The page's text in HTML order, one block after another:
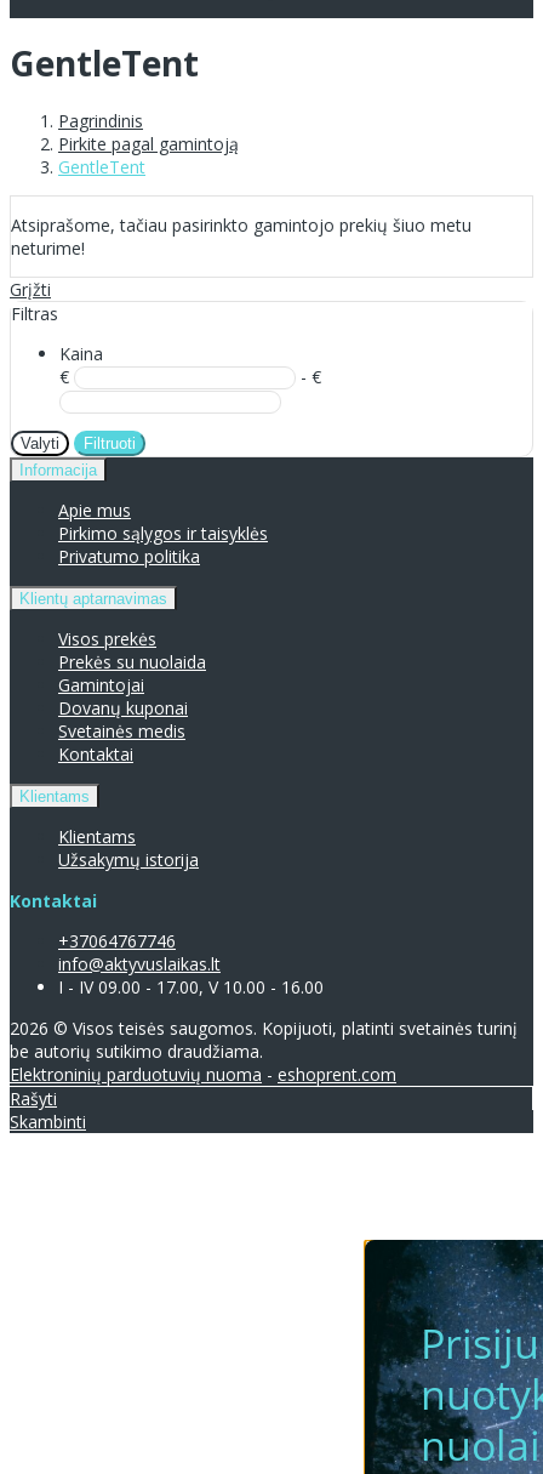
GentleTent
Pagrindinis
Pirkite pagal gamintoją
GentleTent
Atsiprašome, tačiau pasirinkto gamintojo prekių šiuo metu
neturime!
Grįžti
Filtras
Kaina
€
- €
Valyti
Filtruoti
Informacija
Apie mus
Pirkimo sąlygos ir taisyklės
Privatumo politika
Klientų aptarnavimas
Visos prekės
Prekės su nuolaida
Gamintojai
Dovanų kuponai
Svetainės medis
Kontaktai
Klientams
Klientams
Užsakymų istorija
Kontaktai
+37064767746
info@aktyvuslaikas.lt
I - IV 09.00 - 17.00, V 10.00 - 16.00
2026 © Visos teisės saugomos. Kopijuoti, platinti svetainės turinį
be autorių sutikimo draudžiama.
Elektroninių parduotuvių nuoma - eshoprent.com
Rašyti
Skambinti